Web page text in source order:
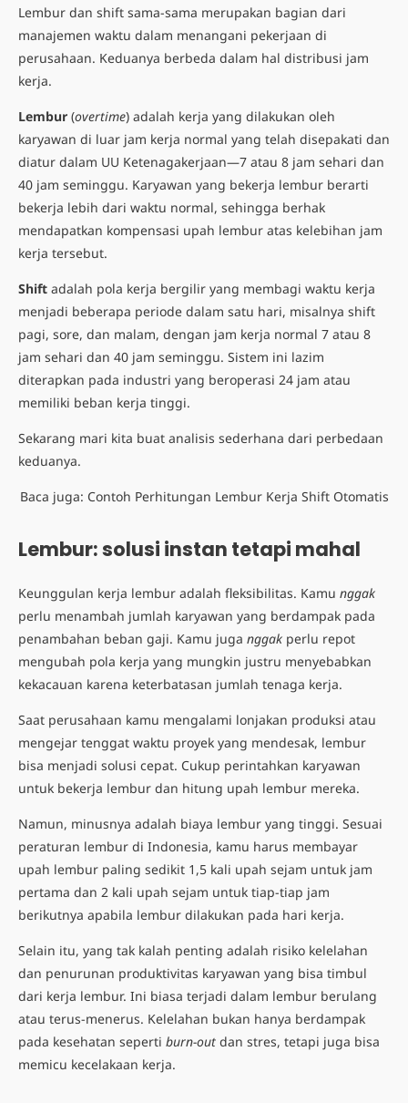
Lembur dan shift sama-sama merupakan bagian dari
manajemen waktu dalam menangani pekerjaan di
perusahaan. Keduanya berbeda dalam hal distribusi jam
kerja.
Lembur (overtime) adalah kerja yang dilakukan oleh
karyawan di luar jam kerja normal yang telah disepakati dan
diatur dalam UU Ketenagakerjaan—7 atau 8 jam sehari dan
40 jam seminggu. Karyawan yang bekerja lembur berarti
bekerja lebih dari waktu normal, sehingga berhak
mendapatkan kompensasi upah lembur atas kelebihan jam
kerja tersebut.
Shift adalah pola kerja bergilir yang membagi waktu kerja
menjadi beberapa periode dalam satu hari, misalnya shift
pagi, sore, dan malam, dengan jam kerja normal 7 atau 8
jam sehari dan 40 jam seminggu. Sistem ini lazim
diterapkan pada industri yang beroperasi 24 jam atau
memiliki beban kerja tinggi.
Sekarang mari kita buat analisis sederhana dari perbedaan
keduanya.
Baca juga: Contoh Perhitungan Lembur Kerja Shift Otomatis
Lembur: solusi instan tetapi mahal
Keunggulan kerja lembur adalah fleksibilitas. Kamu nggak
perlu menambah jumlah karyawan yang berdampak pada
penambahan beban gaji. Kamu juga nggak perlu repot
mengubah pola kerja yang mungkin justru menyebabkan
kekacauan karena keterbatasan jumlah tenaga kerja.
Saat perusahaan kamu mengalami lonjakan produksi atau
mengejar tenggat waktu proyek yang mendesak, lembur
bisa menjadi solusi cepat. Cukup perintahkan karyawan
untuk bekerja lembur dan hitung upah lembur mereka.
Namun, minusnya adalah biaya lembur yang tinggi. Sesuai
peraturan lembur di Indonesia, kamu harus membayar
upah lembur paling sedikit 1,5 kali upah sejam untuk jam
pertama dan 2 kali upah sejam untuk tiap-tiap jam
berikutnya apabila lembur dilakukan pada hari kerja.
Selain itu, yang tak kalah penting adalah risiko kelelahan
dan penurunan produktivitas karyawan yang bisa timbul
dari kerja lembur. Ini biasa terjadi dalam lembur berulang
atau terus-menerus. Kelelahan bukan hanya berdampak
pada kesehatan seperti burn-out dan stres, tetapi juga bisa
memicu kecelakaan kerja.